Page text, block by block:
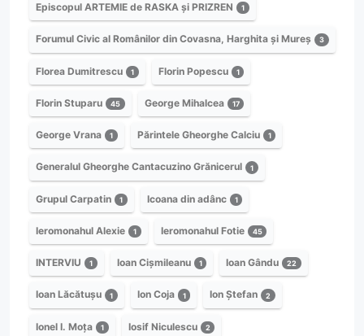
Episcopul ARTEMIE de RASKA și PRIZREN 1
Forumul Civic al Românilor din Covasna, Harghita și Mureș 3
Florea Dumitrescu 1 Florin Popescu 1
Florin Stuparu 45 George Mihalcea 17
George Vrana 1 Părintele Gheorghe Calciu 1
Generalul Gheorghe Cantacuzino Grănicerul 1
Grupul Carpatin 1 Icoana din adânc 1
Ieromonahul Alexie 1 Ieromonahul Fotie 45
INTERVIU 1 Ioan Cișmileanu 1 Ioan Gându 22
Ioan Lăcătușu 1 Ion Coja 1 Ion Ștefan 2
Ionel I. Moța 1 Iosif Niculescu 2